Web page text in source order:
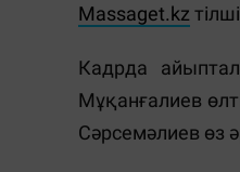
Massaget.kz
Кадрда
Мұқанғалиев
Сәрсемәлиев өз